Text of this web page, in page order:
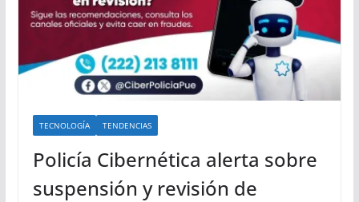
TECNOLOGÍA TENDENCIAS
Policía Cibernética alerta sobre
suspensión y revisión de